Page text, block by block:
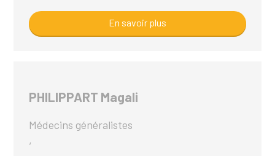
En savoir plus
PHILIPPART Magali
Médecins généralistes
,